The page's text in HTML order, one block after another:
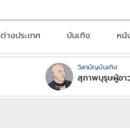
ต่างประเทศ บันเทิง ห
วิสามัญบันเทิง
สุภาพบุรุษผู้อา